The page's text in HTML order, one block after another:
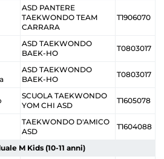
ASD PANTERE
TAEKWONDO TEAM
CARRARA
T1906070
ASD TAEKWONDO
BAEK-HO
T0803017
ASD TAEKWONDO
BAEK-HO
T0803017
SCUOLA TAEKWONDO
YOM CHI ASD
T1605078
TAEKWONDO D'AMICO
ASD
T1604088
M Kids (10-11 anni)